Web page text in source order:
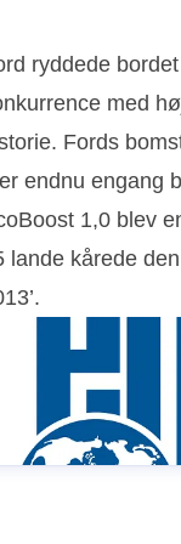
ryddede
med
Fords
endnu engang
1,0 blev
lande kårede